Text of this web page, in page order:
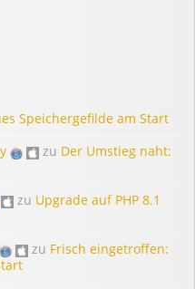
Speichergefilde am Start
zu Der Umstieg naht:
zu Upgrade auf PHP 8.1
zu Frisch eingetroffen: